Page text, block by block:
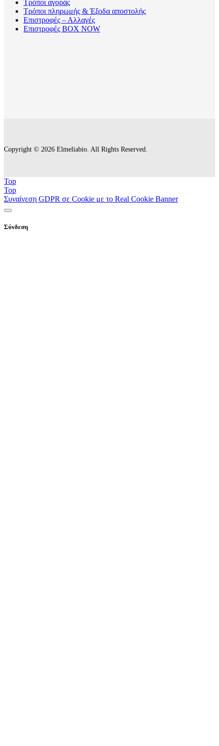
Τρόποι αγοράς
Τρόποι πληρωμής & Έξοδα αποστολής
Επιστροφές – Αλλαγές
Επιστροφές BOX NOW
Copyright © 2026 Elmeliabio. All Rights Reserved.
Top
Top
Συναίνεση GDPR σε Cookie με το Real Cookie Banner
Σύνδεση